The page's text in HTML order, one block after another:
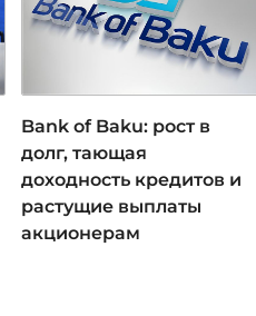
Bank of Baku: рост в
долг, тающая
доходность кредитов и
растущие выплаты
акционерам